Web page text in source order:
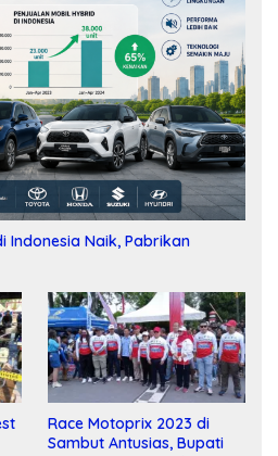
Indonesia Naik, Pabrikan
Race Motoprix 2023 di
Sambut Antusias, Bupati